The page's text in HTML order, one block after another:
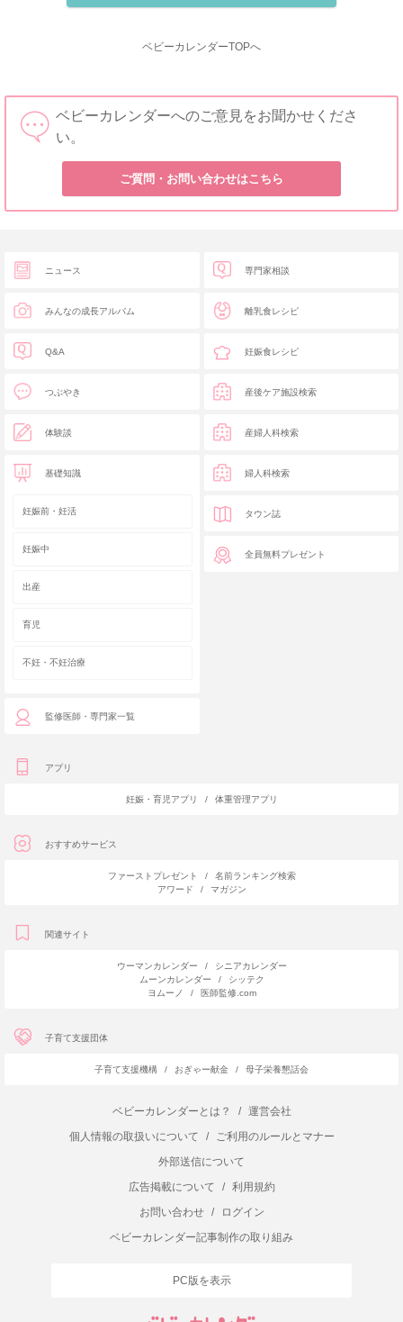
ベビーカレンダーTOPへ
ベビーカレンダーへのご意見をお聞かせくださ
い。
ご質問・お問い合わせはこちら
ニュース
みんなの成長アルバム
Q&A
つぶやき
体験談
基礎知識
妊娠前・妊活
妊娠中
出産
育児
不妊・不妊治療
監修医師・専門家一覧
専門家相談
離乳食レシピ
妊娠食レシピ
産後ケア施設検索
産婦人科検索
婦人科検索
タウン誌
全員無料プレゼント
アプリ
妊娠・育児アプリ / 体重管理アプリ
おすすめサービス
ファーストプレゼント /
名前ランキング検索
アワード
/ マガジン
関連サイト
ウーマンカレンダー /
シニアカレンダー
ムーンカレンダー
/
シッテク
ヨムーノ
/ 医師監修.com
子育て支援団体
子育て支援機構 / おぎゃー献金 / 母子栄養懇話会
ベビーカレンダーとは？ /
運営会社
個人情報の取扱いについて
/
ご利用のルールとマナー
外部送信について
広告掲載について
/
利用規約
お問い合わせ
/
ログイン
ベビーカレンダー記事制作の取り組み
PC版を表示